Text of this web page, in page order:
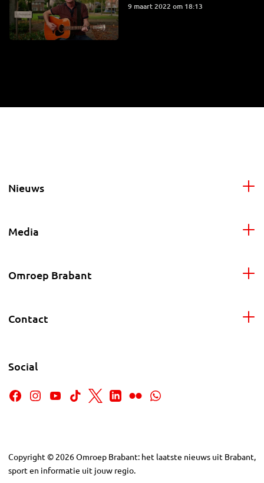
9 maart 2022 om 18:13
Nieuws
Media
Omroep Brabant
Contact
Social
Copyright © 2026Omroep Brabant: het laatste nieuws uit Brabant,
sport en informatie uit jouw regio.